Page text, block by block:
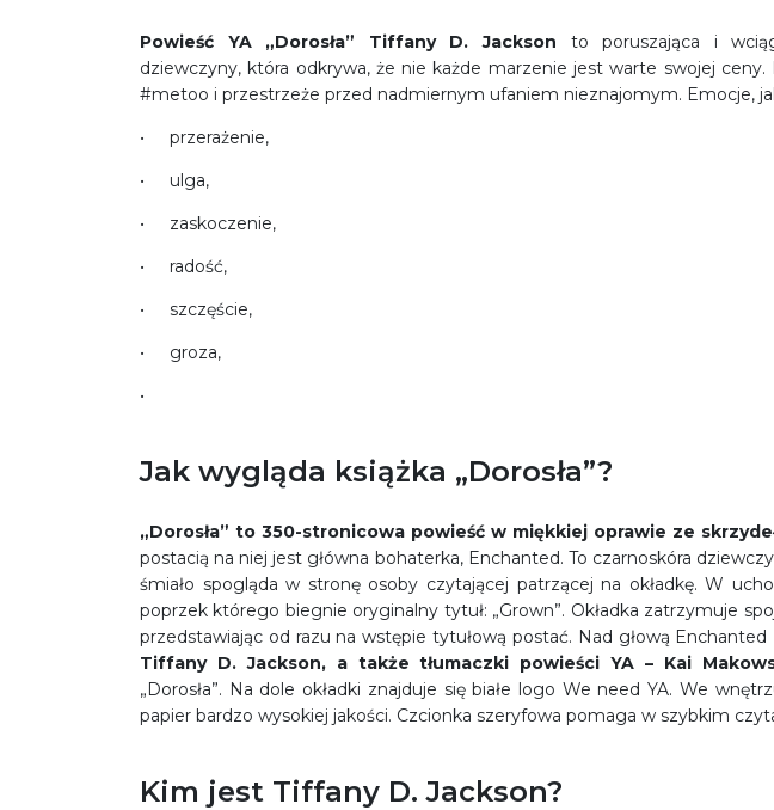
Powieść YA „Dorosła” Tiffany D. Jackson to poruszająca i
dziewczyny, która odkrywa, że nie każde marzenie jest warte swojej ceny.
#metoo i przestrzeże przed nadmiernym ufaniem nieznajomym. Emocje,
przerażenie,
ulga,
zaskoczenie,
radość,
szczęście,
groza,
Jak wygląda książka „Dorosła”?
„Dorosła” to 350-stronicowa powieść w miękkiej oprawie ze
postacią na niej jest główna bohaterka, Enchanted. To czarnoskóra
śmiało spogląda w stronę osoby czytającej patrzącej na okładkę. W
poprzek którego biegnie oryginalny tytuł: „Grown”. Okładka zatrzymuje
przedstawiając od razu na wstępie tytułową postać. Nad głową
Tiffany D. Jackson, a także tłumaczki powieści YA – Kai
„Dorosła”. Na dole okładki znajduje się białe logo We need YA. We
papier bardzo wysokiej jakości. Czcionka szeryfowa pomaga w szybkim
Kim jest Tiffany D. Jackson?